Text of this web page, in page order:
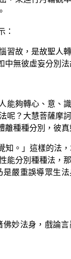
：
習故，是故聖人
無彼虛妄分別法
能夠轉心、意、
呢？大慧菩薩摩
種種分別，彼真
。」這樣的法
能分別種種法，
嚴重誤導眾生
妙法身，戲論